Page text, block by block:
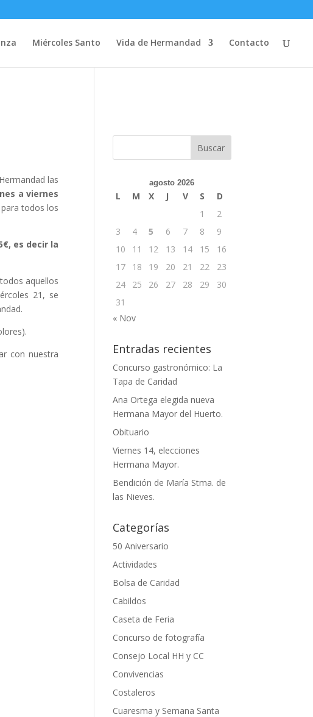
Miércoles Santo Vida de Hermandad Contacto
las
a viernes
para todos los
es decir la
aquellos
21, se
nuestra
agosto 2026
L M X J V S
D
1
2
3
4 5 6 7 8
9
10
11 12 13 14 15
16
17
18 19 20 21 22
23
24
25 26 27 28 29
30
31
« Nov
Entradas recientes
Concurso gastronómico: La
Tapa de Caridad
Ana Ortega elegida nueva
Hermana Mayor del Huerto.
Obituario
Viernes 14, elecciones
Hermana Mayor.
Bendición de María Stma. de
las Nieves.
Categorías
50 Aniversario
Actividades
Bolsa de Caridad
Cabildos
Caseta de Feria
Concurso de fotografía
Consejo Local HH y CC
Convivencias
Costaleros
Cuaresma y Semana Santa